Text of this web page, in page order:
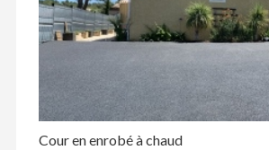
Cour en enrobé à chaud